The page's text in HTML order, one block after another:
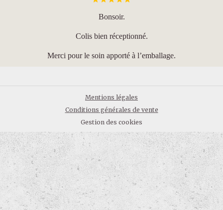
Bonsoir.
Colis bien réceptionné.
Merci pour le soin apporté à l’emballage.
Mentions légales
Conditions générales de vente
Gestion des cookies